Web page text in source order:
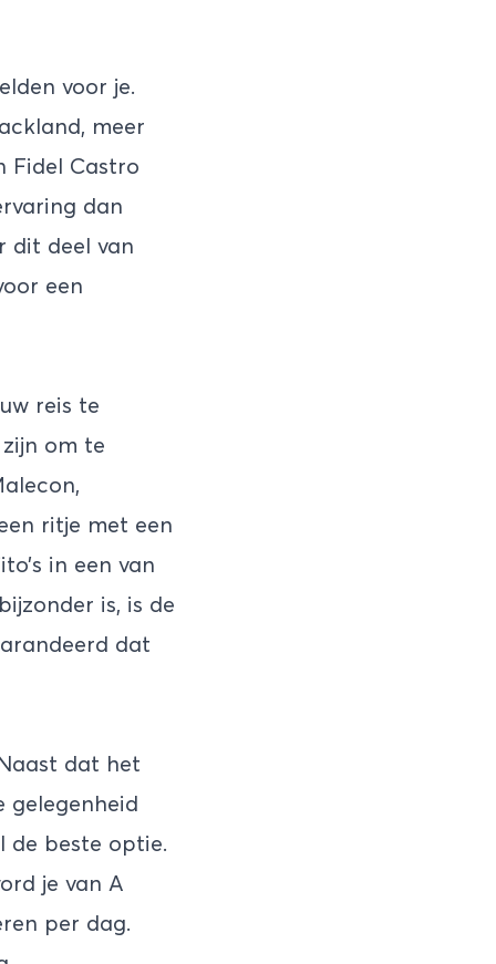
voor je.
meer
Fidel Castro
dan
dit deel van
een
reis te
om te
ritje met een
in een van
is, is de
dat
dat het
gelegenheid
de beste optie.
je van A
per dag.